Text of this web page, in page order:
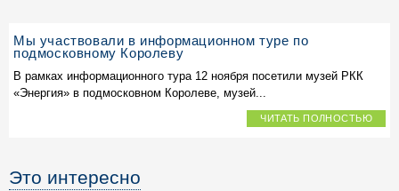
Мы участвовали в информационном туре по
подмосковному Королеву
В рамках информационного тура 12 ноября посетили музей РКК
«Энергия» в подмосковном Королеве, музей...
ЧИТАТЬ ПОЛНОСТЬЮ
Это интересно